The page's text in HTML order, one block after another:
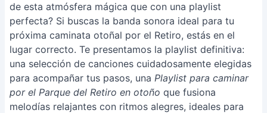
de esta atmósfera mágica que con una playlist
perfecta? Si buscas la banda sonora ideal para tu
próxima caminata otoñal por el Retiro, estás en el
lugar correcto. Te presentamos la playlist definitiva:
una selección de canciones cuidadosamente elegidas
para acompañar tus pasos, una Playlist para caminar
por el Parque del Retiro en otoño que fusiona
melodías relajantes con ritmos alegres, ideales para